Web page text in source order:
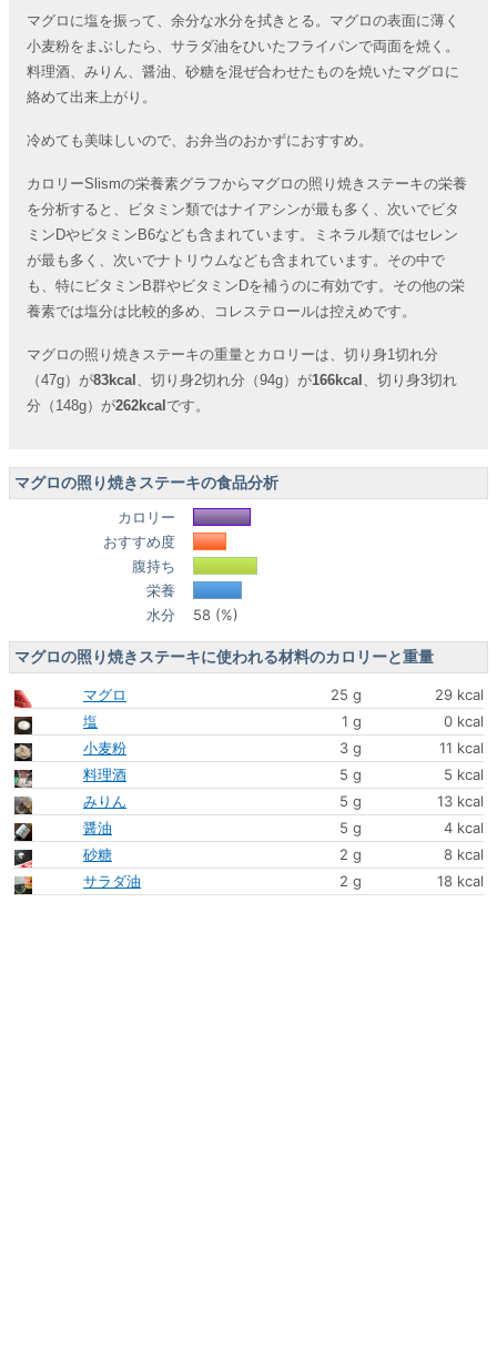
マグロに塩を振って、余分な水分を拭きとる。マグロの表面に薄く
小麦粉をまぶしたら、サラダ油をひいたフライパンで両面を焼く。
料理酒、みりん、醤油、砂糖を混ぜ合わせたものを焼いたマグロに
絡めて出来上がり。
冷めても美味しいので、お弁当のおかずにおすすめ。
カロリーSlismの栄養素グラフからマグロの照り焼きステーキの栄養
を分析すると、ビタミン類ではナイアシンが最も多く、次いでビタ
ミンDやビタミンB6なども含まれています。ミネラル類ではセレン
が最も多く、次いでナトリウムなども含まれています。その中で
も、特にビタミンB群やビタミンDを補うのに有効です。その他の栄
養素では塩分は比較的多め、コレステロールは控えめです。
マグロの照り焼きステーキの重量とカロリーは、切り身1切れ分
（47g）が83kcal 、切り身2切れ分（94g）が166kcal 、切り身3切れ
分（148g）が262kcal です。
マグロの照り焼きステーキの食品分析
カロリー
おすすめ度
腹持ち
栄養
水分
58 (%)
マグロの照り焼きステーキに使われる材料のカロリーと重量
マグロ 25 g
29 kcal
塩
1 g
0 kcal
小麦粉
3 g
11 kcal
料理酒
5 g
5 kcal
みりん
5 g
13 kcal
醤油
5 g
4 kcal
砂糖
2 g
8 kcal
サラダ油
2 g 18 kcal